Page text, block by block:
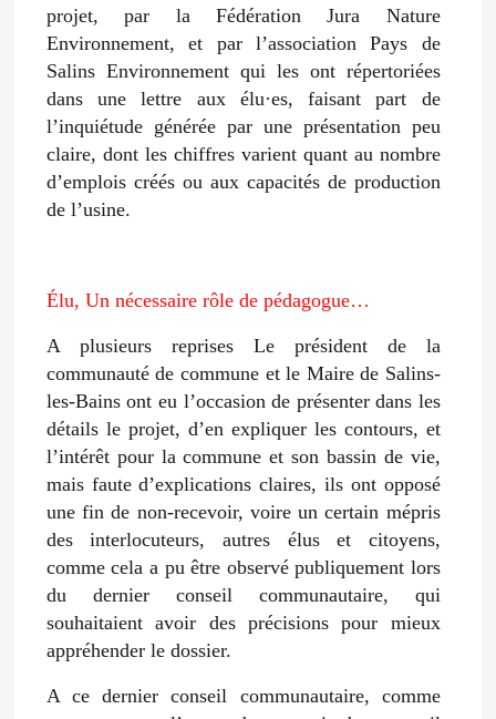
projet, par la Fédération Jura Nature
Environnement, et par l’association Pays de
Salins Environnement qui les ont répertoriées
dans une lettre aux élu·es, faisant part de
l’inquiétude générée par une présentation peu
claire, dont les chiffres varient quant au nombre
d’emplois créés ou aux capacités de production
de l’usine.
Élu, Un nécessaire rôle de pédagogue…
A plusieurs reprises Le président de la
communauté de commune et le Maire de Salins-
les-Bains ont eu l’occasion de présenter dans les
détails le projet, d’en expliquer les contours, et
l’intérêt pour la commune et son bassin de vie,
mais faute d’explications claires, ils ont opposé
une fin de non-recevoir, voire un certain mépris
des interlocuteurs, autres élus et citoyens,
comme cela a pu être observé publiquement lors
du dernier conseil communautaire, qui
souhaitaient avoir des précisions pour mieux
appréhender le dossier.
A ce dernier conseil communautaire, comme